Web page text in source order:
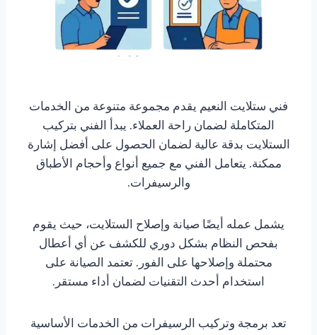
فني ستلايت النعيم يقدم مجموعة متنوعة من الخدمات
المتكاملة لضمان راحة العملاء. يبدأ الفني بتركيب
الستلايت بدقة عالية لضمان الحصول على أفضل إشارة
ممكنة. يتعامل الفني مع جميع أنواع وأحجام الأطباق
والرسيفرات.
يشمل عمله أيضًا صيانة وإصلاح الستلايت، حيث يقوم
بفحص النظام بشكل دوري للكشف عن أي أعطال
محتملة وإصلاحها على الفور. تعتمد الصيانة على
استخدام أحدث التقنيات لضمان أداء مستقر.
تعد برمجة وتركيب الرسيفرات من الخدمات الأساسية